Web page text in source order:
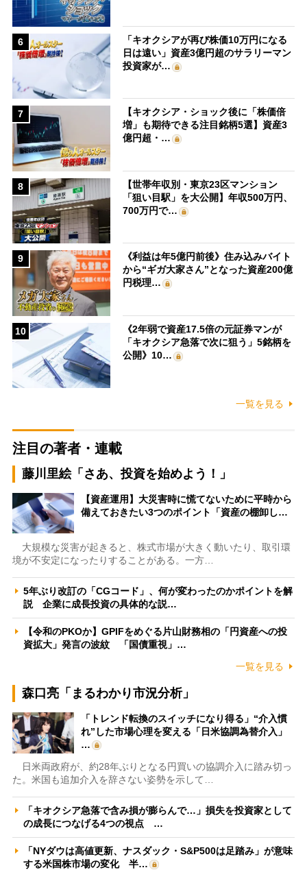
6
「キオクシアが再び株価10万円になる
日は遠い」資産3億円超のサラリーマン
投資家が…
7
【キオクシア・ショック後に「株価倍
増」も期待できる注目銘柄5選】資産3
億円超・…
8
【世帯年収別・東京23区マンション
「狙い目駅」を大公開】年収500万円、
700万円で…
9
《利益は年5億円前後》住み込みバイト
から“ギガ大家さん”となった資産200億
円税理…
10
《2年弱で資産17.5倍の元証券マンが
「キオクシア急落で次に狙う」5銘柄を
公開》10…
一覧を見る
注目の著者・連載
藤川里絵「さあ、投資を始めよう！」
【資産運用】大災害時に慌てないために平時から
備えておきたい3つのポイント「資産の棚卸し…
大規模な災害が起きると、株式市場が大きく動いたり、取引環
境が不安定になったりすることがある。一方…
5年ぶり改訂の「CGコード」、何が変わったのかポイントを解
説 企業に成長投資の具体的な説…
【令和のPKOか】GPIFをめぐる片山財務相の「円資産への投
資拡大」発言の波紋 「国債重視」…
一覧を見る
森口亮「まるわかり市況分析」
「トレンド転換のスイッチになり得る」“介入慣
れ”した市場心理を変える「日米協調為替介入」
…
日米両政府が、約28年ぶりとなる円買いの協調介入に踏み切っ
た。米国も追加介入を辞さない姿勢を示して…
「キオクシア急落で含み損が膨らんで…」損失を投資家として
の成長につなげる4つの視点 …
「NYダウは高値更新、ナスダック・S&P500は足踏み」が意味
する米国株市場の変化 半…